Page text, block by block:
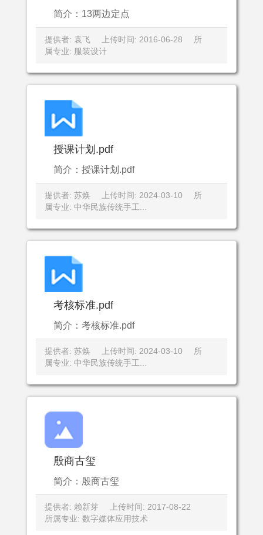
简介：13两边定点
提供者: 袁飞 上传时间: 2016-06-28
所
属专业: 服装设计
授课计划.pdf
简介：授课计划.pdf
提供者: 苏焕 上传时间: 2024-03-10
所
属专业: 中华民族传统手工...
考核标准.pdf
简介：考核标准.pdf
提供者: 苏焕 上传时间: 2024-03-10
所
属专业: 中华民族传统手工...
殷商古玺
简介：殷商古玺
提供者: 赖新芽
上传时间: 2017-08-22
所属专业: 数字媒体应用技术